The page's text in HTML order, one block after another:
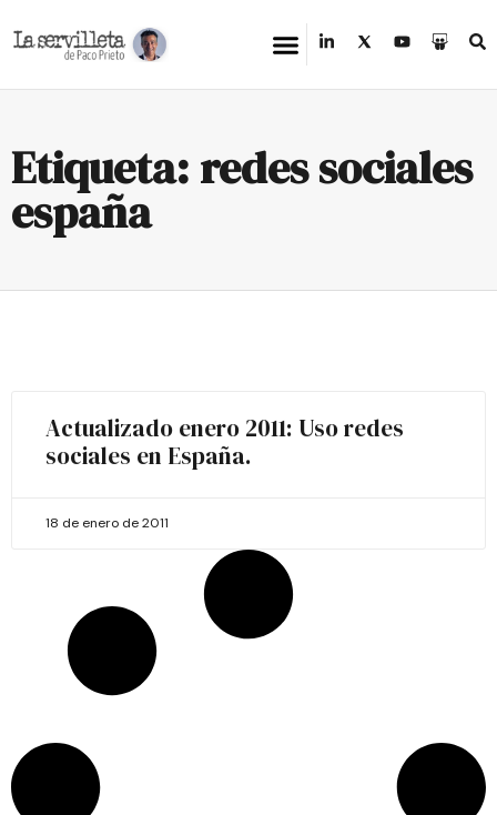
Etiqueta: redes sociales
españa
Actualizado enero 2011: Uso redes
sociales en España.
18 de enero de 2011